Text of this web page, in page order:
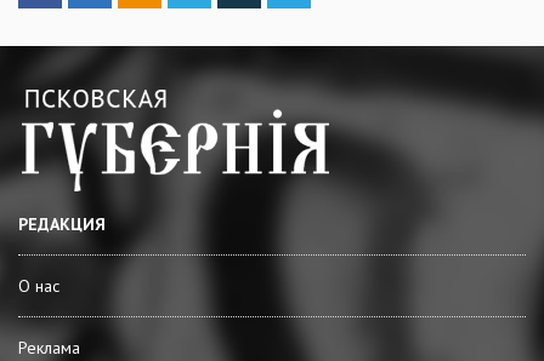
РЕДАКЦИЯ
О нас
Реклама